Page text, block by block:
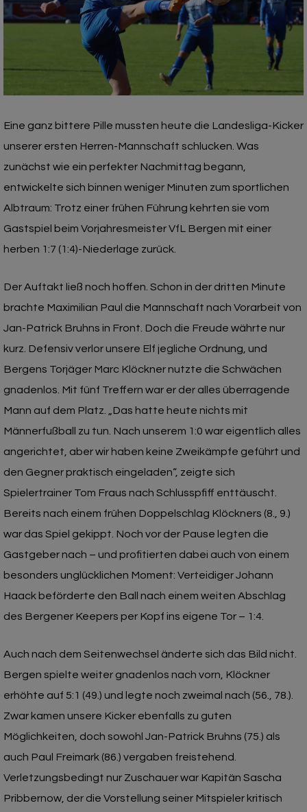
Eine ganz bittere Pille mussten heute die Landesliga-Kicker
unserer ersten Herren-Mannschaft schlucken. Was
zunächst wie ein perfekter Nachmittag begann,
entwickelte sich binnen weniger Minuten zum sportlichen
Albtraum: Trotz einer frühen Führung kehrten sie vom
Gastspiel beim Vorjahresmeister VfL Bergen mit einer
herben 1:7 (1:4)-Niederlage zurück.
Der Auftakt ließ noch hoffen. Schon in der dritten Minute
brachte Maximilian Paul die Mannschaft nach Vorarbeit von
Jan-Patrick Bruhns in Front. Doch die Freude währte nur
kurz. Defensiv verlor unsere Elf jegliche Ordnung, und
Bergens Torjäger Marc Klöckner nutzte die Schwächen
gnadenlos. Mit fünf Treffern war er der alles überragende
Mann auf dem Platz. „Das hatte heute nichts mit
Männerfußball zu tun. Nach unserem 1:0 war eigentlich alles
angerichtet, aber wir haben keine Zweikämpfe geführt und
den Gegner praktisch eingeladen“, zeigte sich
Spielertrainer Tom Fraus nach Schlusspfiff enttäuscht.
Bereits nach einem frühen Doppelschlag Klöckners (8., 9.)
war das Spiel gekippt. Noch vor der Pause legten die
Gastgeber nach – und profitierten dabei auch von einem
besonders unglücklichen Moment: Verteidiger Johann
Haack beförderte den Ball nach einem weiten Abschlag
des Bergener Keepers per Kopf ins eigene Tor – 1:4.
Auch nach dem Seitenwechsel änderte sich das Bild nicht.
Bergen spielte weiter gnadenlos nach vorn, Klöckner
erhöhte auf 5:1 (49.) und legte noch zweimal nach (56., 78.).
Zwar kamen unsere Kicker ebenfalls zu guten
Möglichkeiten, doch sowohl Jan-Patrick Bruhns (75.) als
auch Paul Freimark (86.) vergaben freistehend.
Verletzungsbedingt nur Zuschauer war Kapitän Sascha
Pribbernow, der die Vorstellung seiner Mitspieler kritisch